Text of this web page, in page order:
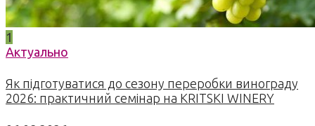
1
Актуально
Як підготуватися до сезону переробки винограду
2026: практичний семінар на KRITSKI WINERY